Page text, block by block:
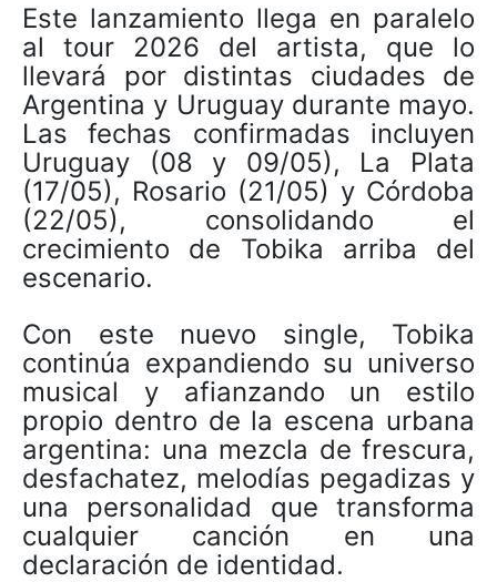
Este lanzamiento llega en paralelo
al tour 2026 del artista, que lo
llevará por distintas ciudades de
Argentina y Uruguay durante mayo.
Las fechas confirmadas incluyen
Uruguay (08 y 09/05), La Plata
(17/05), Rosario (21/05) y Córdoba
(22/05), consolidando el
crecimiento de Tobika arriba del
escenario.
Con este nuevo single, Tobika
continúa expandiendo su universo
musical y afianzando un estilo
propio dentro de la escena urbana
argentina: una mezcla de frescura,
desfachatez, melodías pegadizas y
una personalidad que transforma
cualquier canción en una
declaración de identidad.